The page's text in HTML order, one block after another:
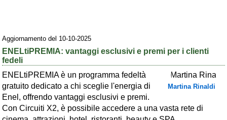
Aggiornamento del 10-10-2025
ENELtiPREMIA: vantaggi esclusivi e premi per i clienti
fedeli
Martina Rinaldi
ENELtiPREMIA è un programma fedeltà
gratuito dedicato a chi sceglie l'energia di
Enel, offrendo vantaggi esclusivi e premi.
Con Circuiti X2, è possibile accedere a una vasta rete di
Blog
Eventi e cose da vedere
➕ Segnala evento
Area riservata
Chi siamo